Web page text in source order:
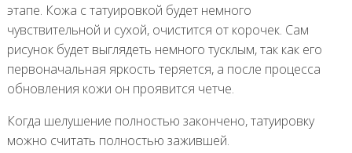
этапе. Кожа с татуировкой будет немного
чувствительной и сухой, очистится от корочек. Сам
рисунок будет выглядеть немного тусклым, так как его
первоначальная яркость теряется, а после процесса
обновления кожи он проявится четче.
Когда шелушение полностью закончено, татуировку
можно считать полностью зажившей.